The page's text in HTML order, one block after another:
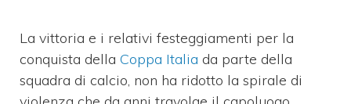
La vittoria e i relativi festeggiamenti per la
conquista della Coppa Italia da parte della
squadra di calcio, non ha ridotto la spirale di